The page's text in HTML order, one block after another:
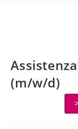
(m/w/d)